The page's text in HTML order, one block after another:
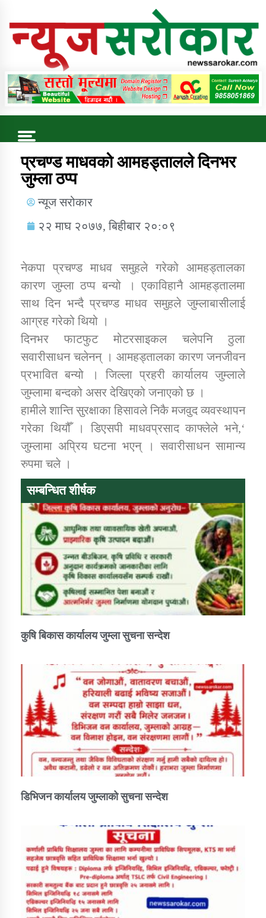
Online News Portal
Trending Now
कुषि बिकास कार्यालय जुम्ला सुचना सन्देश
डिभिजन कार्यालय जुम्लाको सुचना सन्देश
कर्णाली प्रविधि शिक्षालय जुम्लाको सुचना
सामाजिक बिकास कार्यालय जुम्लाकाे सुचना
कार्यक्रम कार्यान्वयन एकाई जुम्लाको सुचना
कर्णाली प्राविधि शिक्षालय जुम्लाको सुचना
तातोपानी गाउँपालिकाको न्यायिक समिति सम्बन्धी सन्देश
तातोपानी गाउँपालिका जुम्लाको महिला तथा लैङ्गिक हिंसा
तातोपानी गाउँपालिका जुम्लाको महिनावारी सम्बन्धिकाे
तातोपानी गाउँपालिका जुम्लाको बालविवाह सन्देश
प्रचण्ड माधवको आमहड्तालले दिनभर
जुम्ला ठप्प
न्यूज सरोकार
२२ माघ २०७७, बिहीबार २०:०९
नेकपा प्रचण्ड माधव समुहले गरेको आमहड्तालका
कारण जुम्ला ठप्प बन्यो । एकाविहानै आमहड्तालमा
साथ दिन भन्दै प्रचण्ड माधव समुहले जुम्लाबासीलाई
आग्रह गरेको थियो ।
दिनभर फाटफुट मोटरसाइकल चलेपनि ठुला
सवारीसाधन चलेनन् । आमहड्तालका कारण जनजीवन
प्रभावित बन्यो । जिल्ला प्रहरी कार्यालय जुम्लाले
जुम्लामा बन्दको असर देखिएको जनाएको छ ।
हामीले शान्ति सुरक्षाका हिसावले निकै मजवुद व्यवस्थापन
गरेका थियौँ । डिएसपी माधवप्रसाद काफ्लेले भने,‘
जुम्लामा अप्रिय घटना भएन् । सवारीसाधन सामान्य
रुपमा चले ।
सम्बन्धित शीर्षक
कुषि बिकास कार्यालय जुम्ला सुचना सन्देश
डिभिजन कार्यालय जुम्लाको सुचना सन्देश